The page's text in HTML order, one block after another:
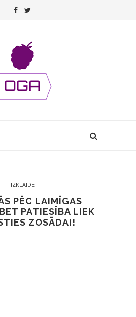
IZKLAIDE
PĒC LAIMĪGAS
PATIESĪBA LIEK
ZOSĀDAI!